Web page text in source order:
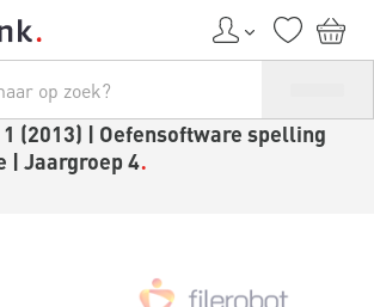
(2013) | Oefensoftware spelling
| Jaargroep 4